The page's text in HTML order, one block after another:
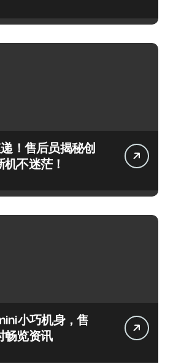
！售后员揭秘创
不迷茫！
小巧机身，售
畅览资讯